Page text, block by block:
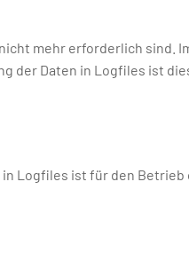
mehr erforderlich sind.
der Daten in Logfiles ist
Logfiles ist für den